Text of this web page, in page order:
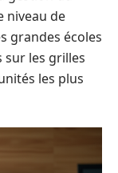
niveau de
grandes écoles
les grilles
les plus